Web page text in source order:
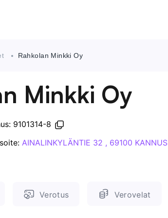
Rahkolan Minkki Oy
Minkki Oy
9101314-8
AINALINKYLÄNTIE 32 , 69100 KANNUS
Verotus Verovelat